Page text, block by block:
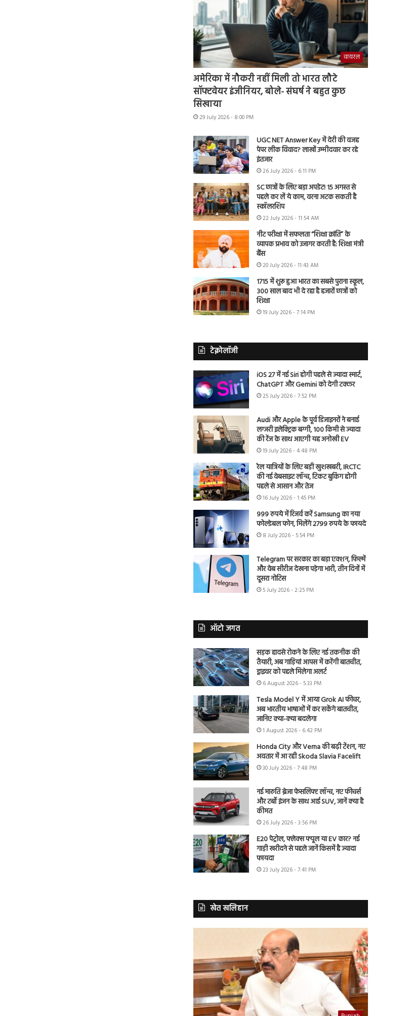
वायरल
अमेरिका में नौकरी नहीं मिली तो भारत लौटे
सॉफ्टवेयर इंजीनियर, बोले- संघर्ष ने बहुत कुछ
सिखाया
29 July 2026 - 8:00 PM
UGC NET Answer Key में देरी की वजह
पेपर लीक विवाद? लाखों उम्मीदवार कर रहे
इंतजार
26 July 2026 - 6:11 PM
SC छात्रों के लिए बड़ा अपडेट! 15 अगस्त से
पहले कर लें ये काम, वरना अटक सकती है
स्कॉलरशिप
22 July 2026 - 11:54 AM
नीट परीक्षा में सफलता “शिक्षा क्रांति” के
व्यापक प्रभाव को उजागर करती है: शिक्षा मंत्री
बैंस
20 July 2026 - 11:43 AM
1715 में शुरू हुआ भारत का सबसे पुराना स्कूल,
300 साल बाद भी दे रहा है हजारों छात्रों को
शिक्षा
19 July 2026 - 7:14 PM
टेक्नोलॉजी
iOS 27 में नई Siri होगी पहले से ज्यादा स्मार्ट,
ChatGPT और Gemini को देगी टक्कर
25 July 2026 - 7:52 PM
Audi और Apple के पूर्व डिजाइनरों ने बनाई
लग्जरी इलेक्ट्रिक बग्गी, 100 किमी से ज्यादा
की रेंज के साथ आएगी यह अनोखी EV
19 July 2026 - 4:48 PM
रेल यात्रियों के लिए बड़ी खुशखबरी, IRCTC
की नई वेबसाइट लॉन्च, टिकट बुकिंग होगी
पहले से आसान और तेज
16 July 2026 - 1:45 PM
999 रुपये में रिजर्व करें Samsung का नया
फोल्डेबल फोन, मिलेंगे 2799 रुपये के फायदे
8 July 2026 - 5:54 PM
Telegram पर सरकार का बड़ा एक्शन, फिल्में
और वेब सीरीज देखना पड़ेगा भारी, तीन दिनों में
दूसरा नोटिस
5 July 2026 - 2:25 PM
ऑटो जगत
सड़क हादसे रोकने के लिए नई तकनीक की
तैयारी, अब गाड़ियां आपस में करेंगी बातचीत,
ड्राइवर को पहले मिलेगा अलर्ट
6 August 2026 - 5:33 PM
Tesla Model Y में आया Grok AI फीचर,
अब भारतीय भाषाओं में कर सकेंगे बातचीत,
जानिए क्या-क्या बदलेगा
1 August 2026 - 6:42 PM
Honda City और Verna की बढ़ी टेंशन, नए
अवतार में आ रही Skoda Slavia Facelift
30 July 2026 - 7:48 PM
नई मारुति ब्रेजा फेसलिफ्ट लॉन्च, नए फीचर्स
और टर्बो इंजन के साथ आई SUV, जानें क्या है
कीमत
26 July 2026 - 3:56 PM
E20 पेट्रोल, फ्लेक्स फ्यूल या EV कार? नई
गाड़ी खरीदने से पहले जानें किसमें है ज्यादा
फायदा
23 July 2026 - 7:41 PM
खेत खलिहान